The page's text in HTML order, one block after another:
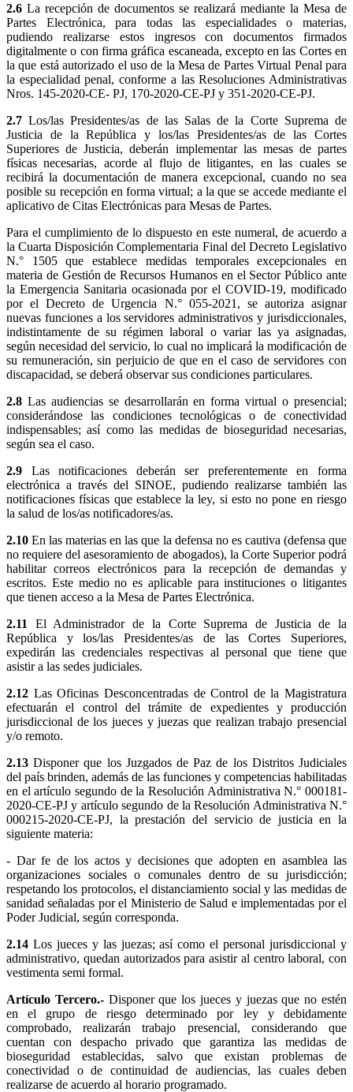
2.6 La recepción de documentos se realizará mediante la Mesa de
Partes Electrónica, para todas las especialidades o materias,
pudiendo realizarse estos ingresos con documentos firmados
digitalmente o con firma gráfica escaneada, excepto en las Cortes en
la que está autorizado el uso de la Mesa de Partes Virtual Penal para
la especialidad penal, conforme a las Resoluciones Administrativas
Nros. 145-2020-CE- PJ, 170-2020-CE-PJ y 351-2020-CE-PJ.
2.7Los/las Presidentes/as de las Salas de la Corte Suprema de
Justicia de la República y los/las Presidentes/as de las Cortes
Superiores de Justicia, deberán implementar las mesas de partes
físicas necesarias, acorde al flujo de litigantes, en las cuales se
recibirá la documentación de manera excepcional, cuando no sea
posible su recepción en forma virtual; a la que se accede mediante el
aplicativo de Citas Electrónicas para Mesas de Partes.
Para el cumplimiento de lo dispuesto en este numeral, de acuerdo a
la Cuarta Disposición Complementaria Final del Decreto Legislativo
N.° 1505 que establece medidas temporales excepcionales en
materia de Gestión de Recursos Humanos en el Sector Público ante
la Emergencia Sanitaria ocasionada por el COVID-19, modificado
por el Decreto de Urgencia N.° 055-2021, se autoriza asignar
nuevas funciones a los servidores administrativos y jurisdiccionales,
indistintamente de su régimen laboral o variar las ya asignadas,
según necesidad del servicio, lo cual no implicará la modificación de
su remuneración, sin perjuicio de que en el caso de servidores con
discapacidad, se deberá observar sus condiciones particulares.
2.8 Las audiencias se desarrollarán en forma virtual o presencial;
considerándose las condiciones tecnológicas o de conectividad
indispensables; así como las medidas de bioseguridad necesarias,
según sea el caso.
2.9 Las notificaciones deberán ser preferentemente en forma
electrónica a través del SINOE, pudiendo realizarse también las
notificaciones físicas que establece la ley, si esto no pone en riesgo
la salud de los/as notificadores/as.
2.10En las materias en las que la defensa no es cautiva (defensa que
no requiere del asesoramiento de abogados), la Corte Superior podrá
habilitar correos electrónicos para la recepción de demandas y
escritos. Este medio no es aplicable para instituciones o litigantes
que tienen acceso a la Mesa de Partes Electrónica.
2.11 El Administrador de la Corte Suprema de Justicia de la
República y los/las Presidentes/as de las Cortes Superiores,
expedirán las credenciales respectivas al personal que tiene que
asistir a las sedes judiciales.
2.12 Las Oficinas Desconcentradas de Control de la Magistratura
efectuarán el control del trámite de expedientes y producción
jurisdiccional de los jueces y juezas que realizan trabajo presencial
y/o remoto.
2.13Disponer que los Juzgados de Paz de los Distritos Judiciales
del país brinden, además de las funciones y competencias habilitadas
en el artículo segundo de la Resolución Administrativa N.° 000181-
2020-CE-PJ y artículo segundo de la Resolución Administrativa N.°
000215-2020-CE-PJ, la prestación del servicio de justicia en la
siguiente materia:
- Dar fe de los actos y decisiones que adopten en asamblea las
organizaciones sociales o comunales dentro de su jurisdicción;
respetando los protocolos, el distanciamiento social y las medidas de
sanidad señaladas por el Ministerio de Salud e implementadas por el
Poder Judicial, según corresponda.
2.14 Los jueces y las juezas; así como el personal jurisdiccional y
administrativo, quedan autorizados para asistir al centro laboral, con
vestimenta semi formal.
Artículo Tercero.- Disponer que los jueces y juezas que no estén
en el grupo de riesgo determinado por ley y debidamente
comprobado, realizarán trabajo presencial, considerando que
cuentan con despacho privado que garantiza las medidas de
bioseguridad establecidas, salvo que existan problemas de
conectividad o de continuidad de audiencias, las cuales deben
realizarse de acuerdo al horario programado.